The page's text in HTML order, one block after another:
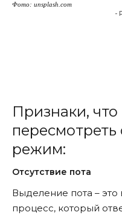
Фото: unsplash.com
-
Признаки, что
пересмотреть
режим:
Отсутствие пота
Выделение пота –
процесс, который